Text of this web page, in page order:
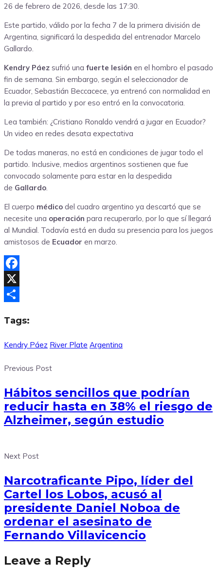
26 de febrero de 2026, desde las 17:30.
Este partido, válido por la fecha 7 de la primera división de
Argentina, significará la despedida del entrenador Marcelo
Gallardo.
Kendry Páez sufrió una fuerte lesión en el hombro el pasado
fin de semana. Sin embargo, según el seleccionador de
Ecuador, Sebastián Beccacece, ya entrenó con normalidad en
la previa al partido y por eso entró en la convocatoria.
Lea también: ¿Cristiano Ronaldo vendrá a jugar en Ecuador?
Un video en redes desata expectativa
De todas maneras, no está en condiciones de jugar todo el
partido. Inclusive, medios argentinos sostienen que fue
convocado solamente para estar en la despedida
de Gallardo.
El cuerpo médico del cuadro argentino ya descartó que se
necesite una operación para recuperarlo, por lo que sí llegará
al Mundial. Todavía está en duda su presencia para los juegos
amistosos de Ecuador en marzo.
Facebook
X
Tags:
Kendry Páez River Plate Argentina
Previous Post
Hábitos sencillos que podrían
reducir hasta en 38% el riesgo de
Alzheimer, según estudio
Next Post
Narcotraficante Pipo, líder del
Cartel los Lobos, acusó al
presidente Daniel Noboa de
ordenar el asesinato de
Fernando Villavicencio
Leave a Reply